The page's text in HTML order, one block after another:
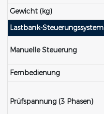
Gewicht (kg)
Lastbank-Steuerungssystem
Manuelle Steuerung
Fernbedienung
Prüfspannung (3 Phasen)